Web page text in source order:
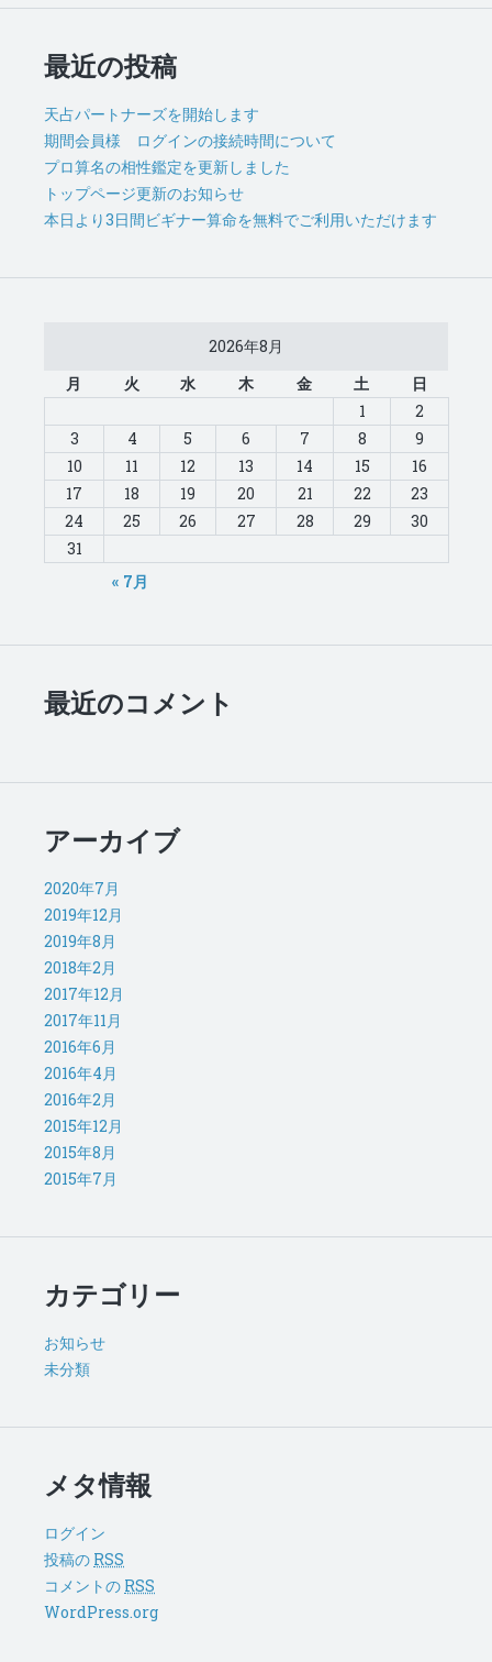
最近の投稿
天占パートナーズを開始します
期間会員様 ログインの接続時間について
プロ算名の相性鑑定を更新しました
トップページ更新のお知らせ
本日より3日間ビギナー算命を無料でご利用いただけます
2026年8月
月
火 水 木 金 土 日
« 7月
1
2
3
4 5 6 7 8
9
10
11 12 13 14 15
16
17
18 19 20 21 22
23
24
25 26 27 28 29
30
31
最近のコメント
アーカイブ
2020年7月
2019年12月
2019年8月
2018年2月
2017年12月
2017年11月
2016年6月
2016年4月
2016年2月
2015年12月
2015年8月
2015年7月
カテゴリー
お知らせ
未分類
メタ情報
ログイン
投稿の RSS
コメントの RSS
WordPress.org